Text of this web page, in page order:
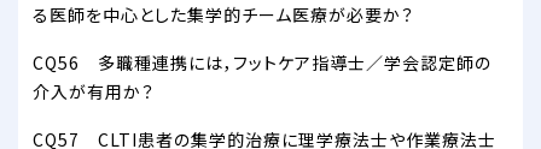
る医師を中心とした集学的チーム医療が必要か？
CQ56 多職種連携には，フットケア指導士／学会認定師の
介入が有用か？
CQ57 CLTI患者の集学的治療に理学療法士や作業療法士